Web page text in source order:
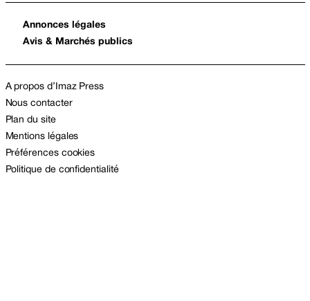
Annonces légales
Avis & Marchés publics
A propos d’Imaz Press
Nous contacter
Plan du site
Mentions légales
Préférences cookies
Politique de confidentialité